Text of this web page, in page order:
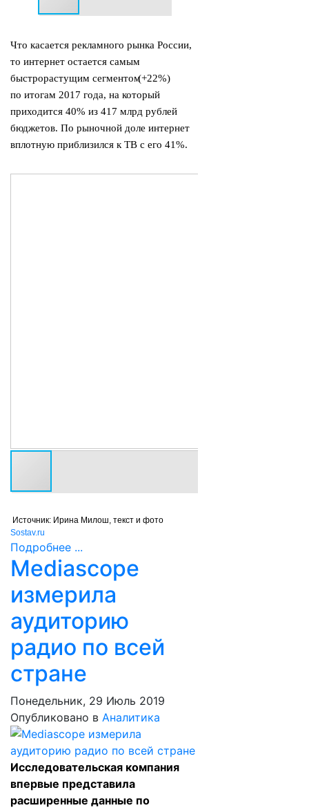
Что касается рекламного рынка России,
то интернет остается самым
быстрорастущим сегментом(+22%)
по итогам 2017 года, на который
приходится 40% из 417 млрд рублей
бюджетов. По рыночной доле интернет
вплотную приблизился к ТВ с его 41%.
Источник: Ирина Милош, текст и фото
Sostav.ru
Подробнее ...
Mediascope
измерила
аудиторию
радио по всей
стране
Понедельник, 29 Июль 2019
Опубликовано в Аналитика
Исследовательская компания
впервые представила
расширенные данные по